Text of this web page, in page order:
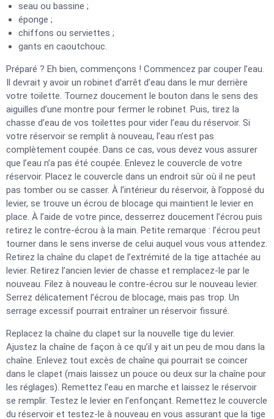
seau ou bassine ;
éponge ;
chiffons ou serviettes ;
gants en caoutchouc.
Préparé ? Eh bien, commençons ! Commencez par couper l’eau.
Il devrait y avoir un robinet d’arrêt d’eau dans le mur derrière
votre toilette. Tournez doucement le bouton dans le sens des
aiguilles d’une montre pour fermer le robinet. Puis, tirez la
chasse d’eau de vos toilettes pour vider l’eau du réservoir. Si
votre réservoir se remplit à nouveau, l’eau n’est pas
complètement coupée. Dans ce cas, vous devez vous assurer
que l’eau n’a pas été coupée. Enlevez le couvercle de votre
réservoir. Placez le couvercle dans un endroit sûr où il ne peut
pas tomber ou se casser. À l’intérieur du réservoir, à l’opposé du
levier, se trouve un écrou de blocage qui maintient le levier en
place. À l’aide de votre pince, desserrez doucement l’écrou puis
retirez le contre-écrou à la main. Petite remarque : l’écrou peut
tourner dans le sens inverse de celui auquel vous vous attendez.
Retirez la chaîne du clapet de l’extrémité de la tige attachée au
levier. Retirez l’ancien levier de chasse et remplacez-le par le
nouveau. Filez à nouveau le contre-écrou sur le nouveau levier.
Serrez délicatement l’écrou de blocage, mais pas trop. Un
serrage excessif pourrait entraîner un réservoir fissuré.
Replacez la chaîne du clapet sur la nouvelle tige du levier.
Ajustez la chaîne de façon à ce qu’il y ait un peu de mou dans la
chaîne. Enlevez tout excès de chaîne qui pourrait se coincer
dans le clapet (mais laissez un pouce ou deux sur la chaîne pour
les réglages). Remettez l’eau en marche et laissez le réservoir
se remplir. Testez le levier en l’enfonçant. Remettez le couvercle
du réservoir et testez-le à nouveau en vous assurant que la tige